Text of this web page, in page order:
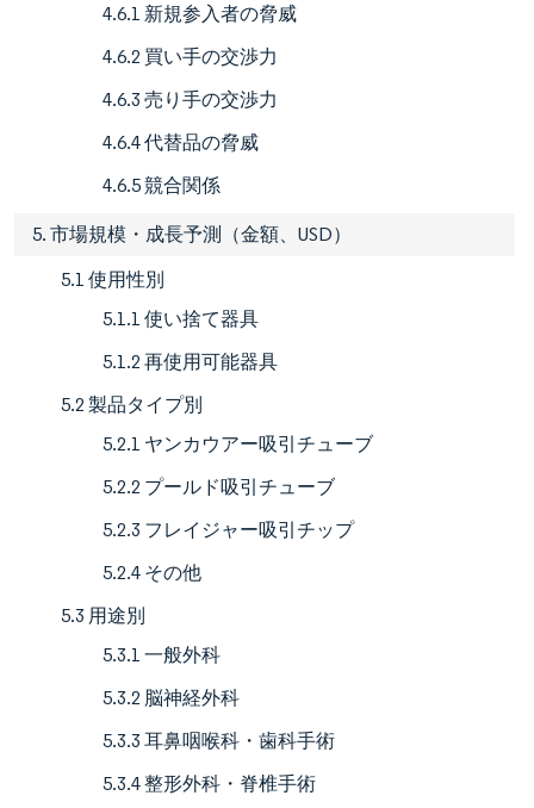
4.6.1 新規参入者の脅威
4.6.2 買い手の交渉力
4.6.3 売り手の交渉力
4.6.4 代替品の脅威
4.6.5 競合関係
5. 市場規模・成長予測（金額、USD）
5.1 使用性別
5.1.1 使い捨て器具
5.1.2 再使用可能器具
5.2 製品タイプ別
5.2.1 ヤンカウアー吸引チューブ
5.2.2 プールド吸引チューブ
5.2.3 フレイジャー吸引チップ
5.2.4 その他
5.3 用途別
5.3.1 一般外科
5.3.2 脳神経外科
5.3.3 耳鼻咽喉科・歯科手術
5.3.4 整形外科・脊椎手術